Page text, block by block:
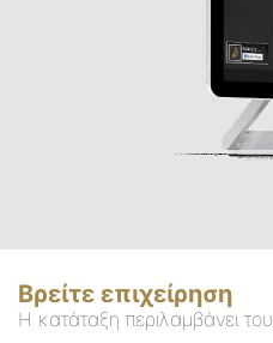
Βρείτε επιχείρηση
Η κατάταξη περιλαμβάνει